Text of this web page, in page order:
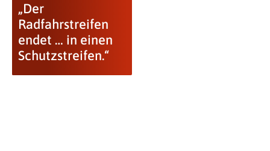
„Der
Radfahrstreifen
endet … in einen
Schutzstreifen.“